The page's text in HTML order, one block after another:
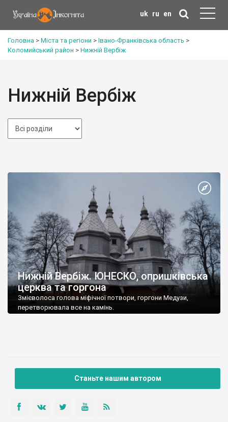
uk ru en
Головна > Міста та регіони > Івано-Франківська область >
Коломийський район > Нижній Вербіж
Нижній Вербіж
Нижній Вербіж. ЮНЕСКО, опришківська
церква та горгона
Змієволоса голова міфічної потвори, горгони Медузи,
перетворювала все на камінь.
Станьте нашим автором